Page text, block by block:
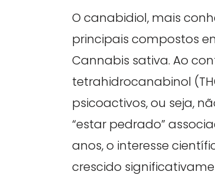
O canabidiol, mais
principais compostos
Cannabis sativa. Ao
tetrahidrocanabinol
psicoactivos, ou seja,
“estar pedrado”
anos, o interesse
crescido